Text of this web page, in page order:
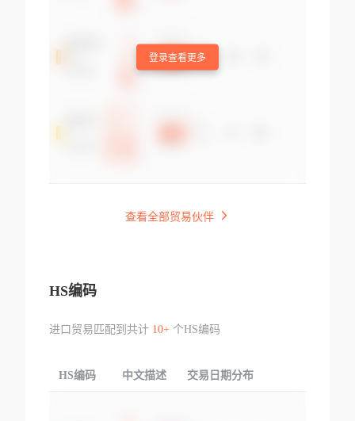
登录查看更多
查看全部贸易伙伴
HS编码
进口贸易匹配到共计 10+个HS编码
HS编码 中文描述 交易日期分布